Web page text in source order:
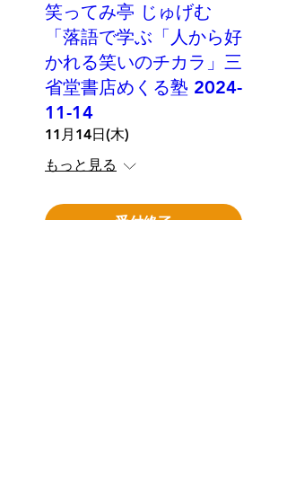
笑ってみ亭 じゅげむ
「落語で学ぶ「人から好
かれる笑いのチカラ」三
省堂書店めくる塾 2024-
11-14
11月14日(木)
もっと見る
受付終了